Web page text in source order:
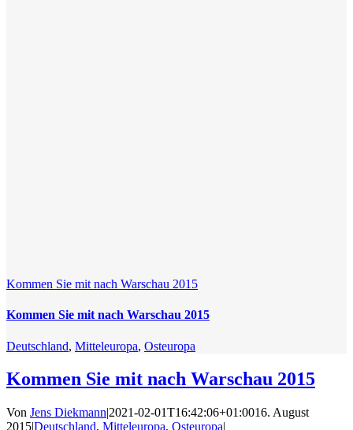
Kommen Sie mit nach Warschau 2015
Kommen Sie mit nach Warschau 2015
Deutschland, Mitteleuropa, Osteuropa
Kommen Sie mit nach Warschau 2015
Von Jens Diekmann|2021-02-01T16:42:06+01:0016. August
2015|Deutschland, Mitteleuropa, Osteuropa|